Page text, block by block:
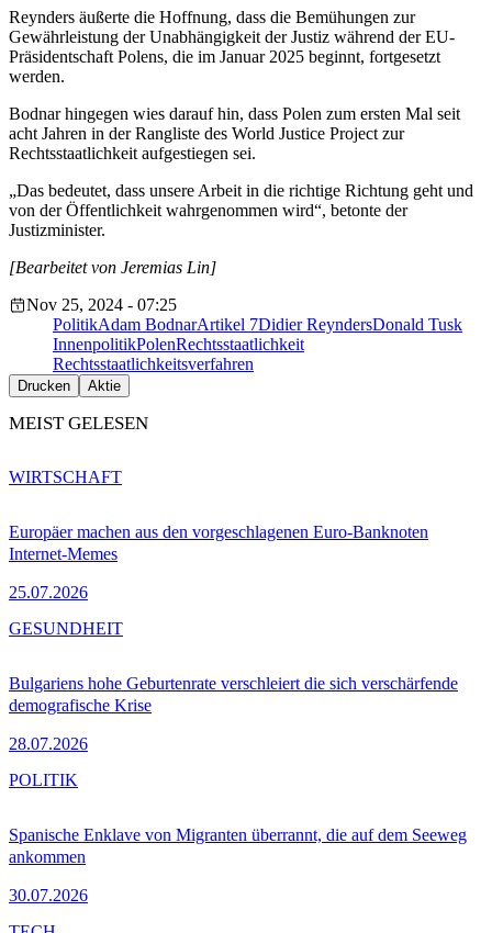
Reynders äußerte die Hoffnung, dass die Bemühungen zur
Gewährleistung der Unabhängigkeit der Justiz während der EU-
Präsidentschaft Polens, die im Januar 2025 beginnt, fortgesetzt
werden.
Bodnar hingegen wies darauf hin, dass Polen zum ersten Mal seit
acht Jahren in der Rangliste des World Justice Project zur
Rechtsstaatlichkeit aufgestiegen sei.
„Das bedeutet, dass unsere Arbeit in die richtige Richtung geht und
von der Öffentlichkeit wahrgenommen wird“, betonte der
Justizminister.
[Bearbeitet von Jeremias Lin]
Nov 25, 2024 - 07:25
PolitikAdam BodnarArtikel 7Didier ReyndersDonald Tusk
InnenpolitikPolenRechtsstaatlichkeit
Rechtsstaatlichkeitsverfahren
Drucken Aktie
MEIST GELESEN
Europäer machen aus den vorgeschlagenen Euro-Banknoten
Internet-Memes
25.07.2026
WIRTSCHAFT
Bulgariens hohe Geburtenrate verschleiert die sich verschärfende
demografische Krise
28.07.2026
GESUNDHEIT
Spanische Enklave von Migranten überrannt, die auf dem Seeweg
ankommen
30.07.2026
POLITIK